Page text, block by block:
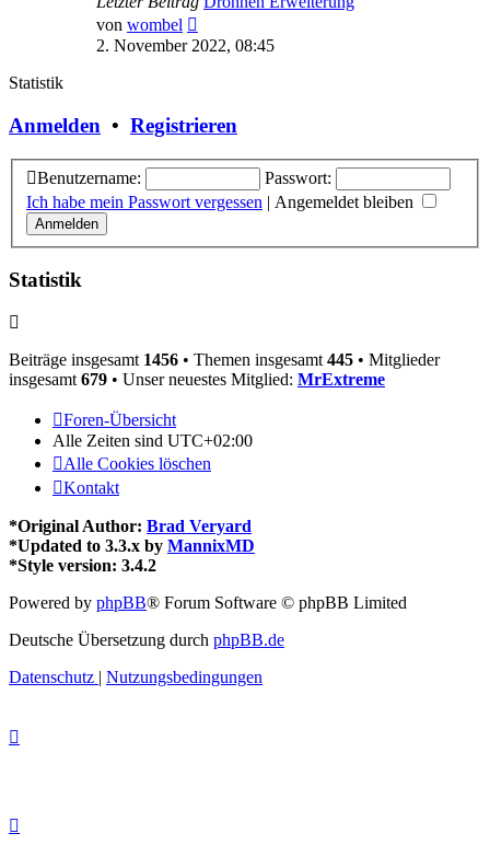
von wombel
Beitrag
2. November 2022, 08:45
Statistik
Anmelden • Registrieren
Benutzername:
Passwort:
Ich habe mein Passwort vergessen | Angemeldet bleiben
Statistik
Beiträge insgesamt 1456 • Themen insgesamt 445 • Mitglieder
insgesamt 679 • Unser neuestes Mitglied: MrExtreme
Foren-Übersicht
Alle Zeiten sind UTC+02:00
Alle Cookies löschen
Kontakt
*Original Author: Brad Veryard
*Updated to 3.3.x by MannixMD
*Style version: 3.4.2
Powered by phpBB® Forum Software © phpBB Limited
Deutsche Übersetzung durch phpBB.de
Datenschutz | Nutzungsbedingungen